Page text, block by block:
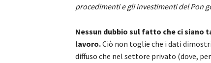
procedimenti e gli investimenti del Pon
Nessun dubbio sul fatto che ci siano
lavoro.Ciò non toglie che i dati
diffuso che nel settore privato (dove,